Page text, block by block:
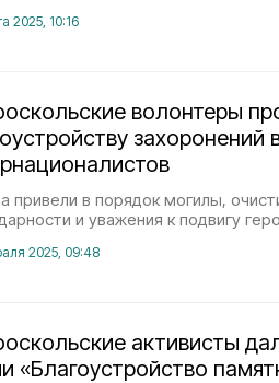
2025, 10:16
волонтеры
захоронений
привели в порядок могилы,
и уважения к подвигу
2025, 09:48
активисты
«Благоустройство